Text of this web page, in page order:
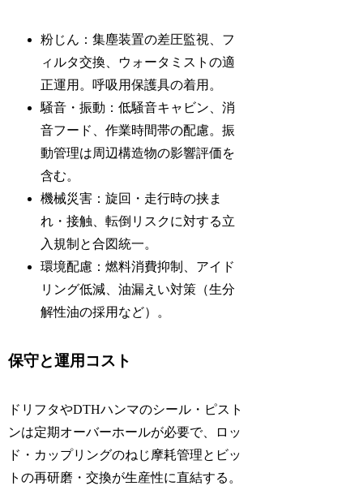
粉じん：集塵装置の差圧監視、フ
ィルタ交換、ウォータミストの適
正運用。呼吸用保護具の着用。
騒音・振動：低騒音キャビン、消
音フード、作業時間帯の配慮。振
動管理は周辺構造物の影響評価を
含む。
機械災害：旋回・走行時の挟ま
れ・接触、転倒リスクに対する立
入規制と合図統一。
環境配慮：燃料消費抑制、アイド
リング低減、油漏えい対策（生分
解性油の採用など）。
保守と運用コスト
ドリフタやDTHハンマのシール・ピスト
ンは定期オーバーホールが必要で、ロッ
ド・カップリングのねじ摩耗管理とビッ
トの再研磨・交換が生産性に直結する。